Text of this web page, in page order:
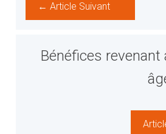
← Article Suivant
Bénéfices revenant